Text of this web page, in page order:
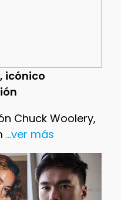
icónico
Chuck Woolery,
...ver más